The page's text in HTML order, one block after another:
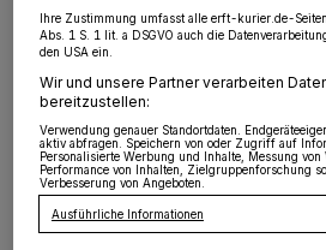
Montag (09.04.) auf Dienstag
(10.04.) auf Mittwoch (11.04.)
Grevenbroich und Meerbusch an
Wohnhäusern Klingelschilder/-
Ihre Zustimmung umfasst alle erft-kurier.de-
Abs. 1 S. 1 lit. a DSGVO auch die
den USA ein.
Wir und unsere Partner verarbeiten
bereitzustellen:
Verwendung genauer Standortdaten.
aktiv abfragen. Speichern von oder Zugriff auf
Personalisierte Werbung und Inhalte, Messung
Performance von Inhalten, Zielgruppenforschung
Verbesserung von Angeboten.
Ausführliche Informationen